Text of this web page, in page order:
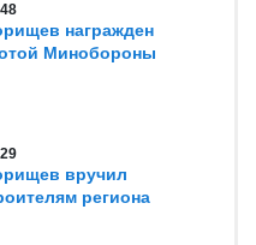
награжден
Минобороны
вручил
региона